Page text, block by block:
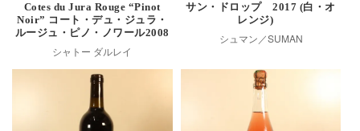
Cotes du Jura Rouge “Pinot
Noir” コート・デュ・ジュラ・
ルージュ・ピノ・ノワール2008
シャトー ダルレイ
サン・ドロップ 2017 (白・オ
レンジ)
シュマン／SUMAN